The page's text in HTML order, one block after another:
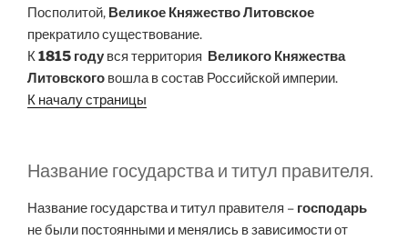
Посполитой, Великое Княжество Литовское
прекратило существование.
К 1815 году вся территория Великого Княжества
Литовского вошла в состав Российской империи.
К началу страницы
Название государства и титул правителя.
Название государства и титул правителя – господарь
не были постоянными и менялись в зависимости от